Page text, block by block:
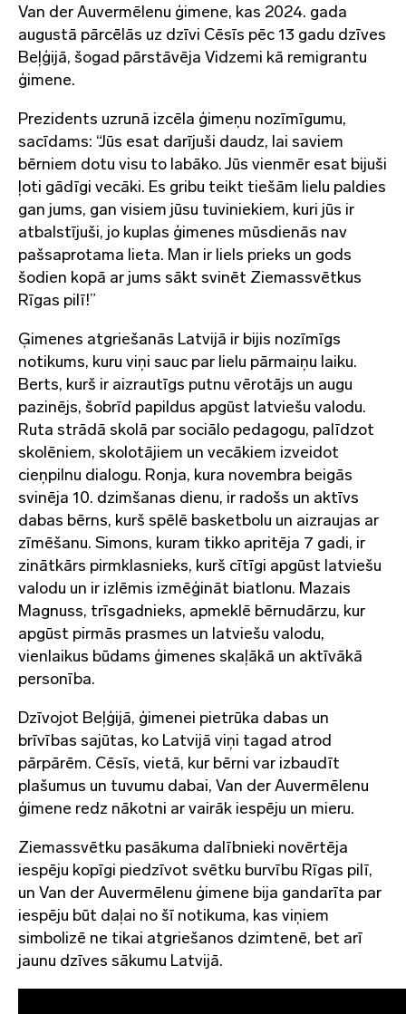
Van der Auvermēlenu ģimene, kas 2024. gada
augustā pārcēlās uz dzīvi Cēsīs pēc 13 gadu dzīves
Beļģijā, šogad pārstāvēja Vidzemi kā remigrantu
ģimene.
Prezidents uzrunā izcēla ģimeņu nozīmīgumu,
sacīdams: “Jūs esat darījuši daudz, lai saviem
bērniem dotu visu to labāko. Jūs vienmēr esat bijuši
ļoti gādīgi vecāki. Es gribu teikt tiešām lielu paldies
gan jums, gan visiem jūsu tuviniekiem, kuri jūs ir
atbalstījuši, jo kuplas ģimenes mūsdienās nav
pašsaprotama lieta. Man ir liels prieks un gods
šodien kopā ar jums sākt svinēt Ziemassvētkus
Rīgas pilī!”
Ģimenes atgriešanās Latvijā ir bijis nozīmīgs
notikums, kuru viņi sauc par lielu pārmaiņu laiku.
Berts, kurš ir aizrautīgs putnu vērotājs un augu
pazinējs, šobrīd papildus apgūst latviešu valodu.
Ruta strādā skolā par sociālo pedagogu, palīdzot
skolēniem, skolotājiem un vecākiem izveidot
cieņpilnu dialogu. Ronja, kura novembra beigās
svinēja 10. dzimšanas dienu, ir radošs un aktīvs
dabas bērns, kurš spēlē basketbolu un aizraujas ar
zīmēšanu. Simons, kuram tikko apritēja 7 gadi, ir
zinātkārs pirmklasnieks, kurš cītīgi apgūst latviešu
valodu un ir izlēmis izmēģināt biatlonu. Mazais
Magnuss, trīsgadnieks, apmeklē bērnudārzu, kur
apgūst pirmās prasmes un latviešu valodu,
vienlaikus būdams ģimenes skaļākā un aktīvākā
personība.
Dzīvojot Beļģijā, ģimenei pietrūka dabas un
brīvības sajūtas, ko Latvijā viņi tagad atrod
pārpārēm. Cēsīs, vietā, kur bērni var izbaudīt
plašumus un tuvumu dabai, Van der Auvermēlenu
ģimene redz nākotni ar vairāk iespēju un mieru.
Ziemassvētku pasākuma dalībnieki novērtēja
iespēju kopīgi piedzīvot svētku burvību Rīgas pilī,
un Van der Auvermēlenu ģimene bija gandarīta par
iespēju būt daļai no šī notikuma, kas viņiem
simbolizē ne tikai atgriešanos dzimtenē, bet arī
jaunu dzīves sākumu Latvijā.